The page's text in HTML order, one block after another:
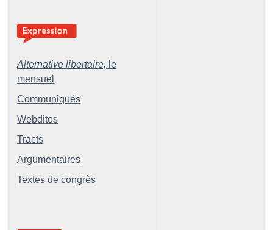
Alternative libertaire, le
mensuel
Communiqués
Webditos
Tracts
Argumentaires
Textes de congrès